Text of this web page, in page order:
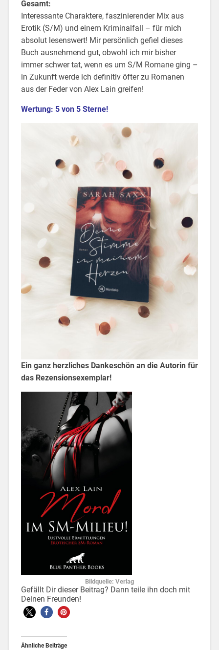
Gesamt:
Interessante Charaktere, faszinierender Mix aus
Erotik (S/M) und einem Kriminalfall – für mich
absolut lesenswert! Mir persönlich gefiel dieses
Buch ausnehmend gut, obwohl ich mir bisher
immer schwer tat, wenn es um S/M Romane ging –
in Zukunft werde ich definitiv öfter zu Romanen
aus der Feder von Alex Lain greifen!
Wertung: 5 von 5 Sterne!
Ein ganz herzliches Dankeschön an die Autorin für
das Rezensionsexemplar!
Bildquelle: Verlag
Gefällt Dir dieser Beitrag? Dann teile ihn doch mit
Deinen Freunden!
Ähnliche Beiträge